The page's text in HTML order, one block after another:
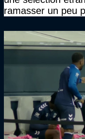
ramasser un peu